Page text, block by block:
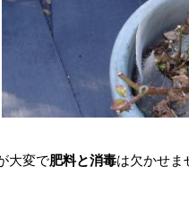
大変で肥料と消毒は欠かせま